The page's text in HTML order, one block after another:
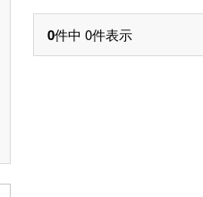
0件中 0件表示